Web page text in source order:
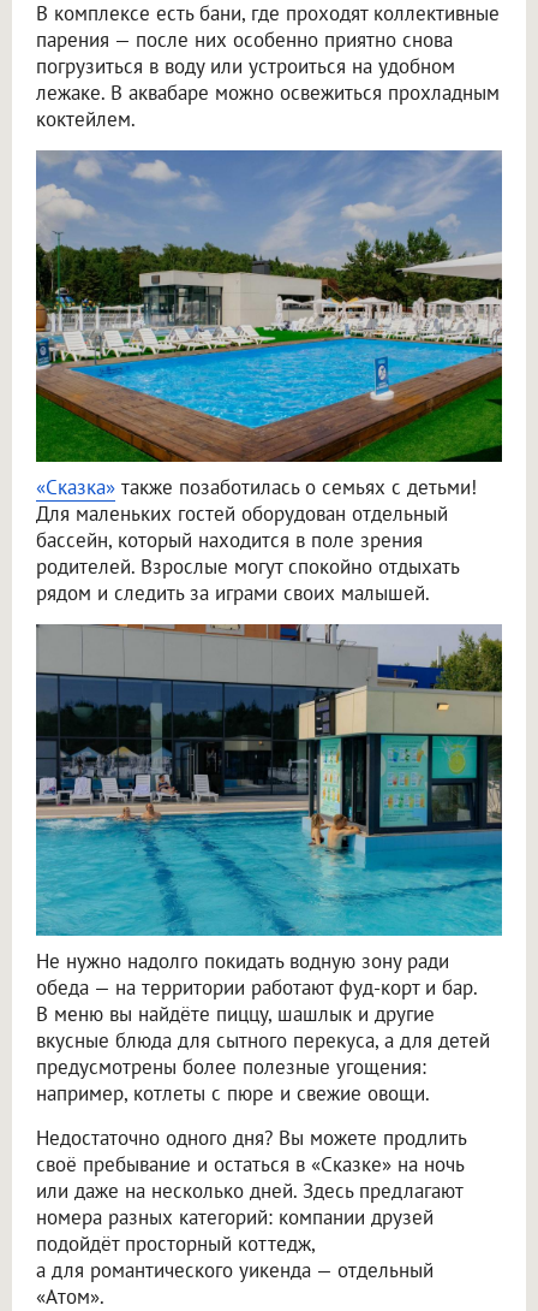
В комплексе есть бани, где проходят коллективные
парения — после них особенно приятно снова
погрузиться в воду или устроиться на удобном
лежаке. В аквабаре можно освежиться прохладным
коктейлем.
«Сказка» также позаботилась о семьях с детьми!
Для маленьких гостей оборудован отдельный
бассейн, который находится в поле зрения
родителей. Взрослые могут спокойно отдыхать
рядом и следить за играми своих малышей.
Не нужно надолго покидать водную зону ради
обеда — на территории работают фуд-корт и бар.
В меню вы найдёте пиццу, шашлык и другие
вкусные блюда для сытного перекуса, а для детей
предусмотрены более полезные угощения:
например, котлеты с пюре и свежие овощи.
Недостаточно одного дня? Вы можете продлить
своё пребывание и остаться в «Сказке» на ночь
или даже на несколько дней. Здесь предлагают
номера разных категорий: компании друзей
подойдёт просторный коттедж,
а для романтического уикенда — отдельный
«Атом».